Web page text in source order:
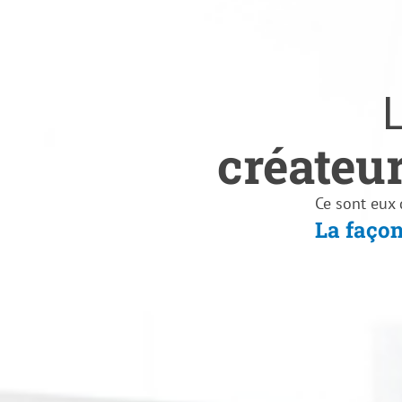
Ce sont
La
moteurs
La
experts
La